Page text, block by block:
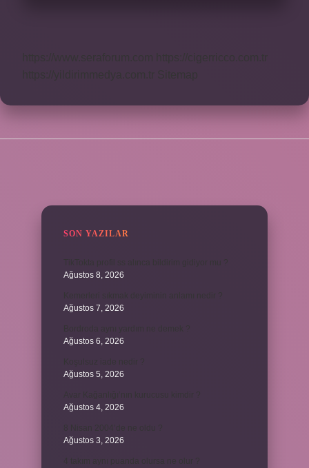
SON YAZILAR
Ağustos 8, 2026
Ağustos 7, 2026
Ağustos 6, 2026
Ağustos 5, 2026
Ağustos 4, 2026
Ağustos 3, 2026